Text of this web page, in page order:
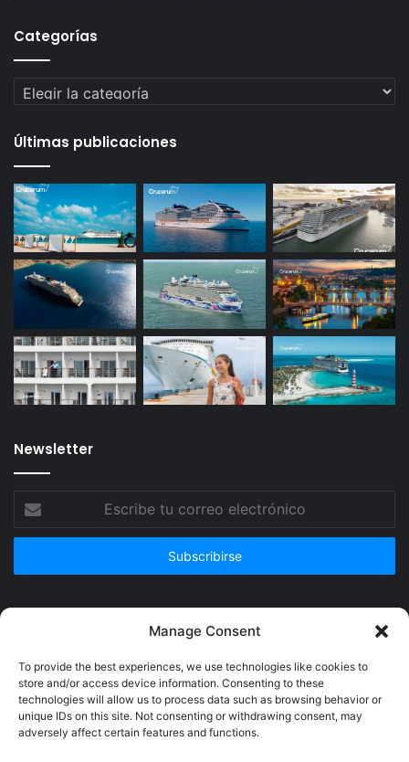
Manage Consent
To provide the best experiences, we use technologies like cookies to
store and/or access device information. Consenting to these
technologies will allow us to process data such as browsing behavior or
unique IDs on this site. Not consenting or withdrawing consent, may
adversely affect certain features and functions.
Categorías
Categorías
Últimas publicaciones
Newsletter
correo